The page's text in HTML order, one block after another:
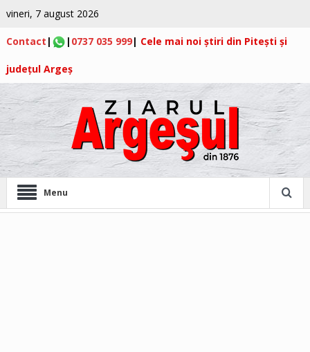
vineri, 7 august 2026
Contact | | 0737 035 999| Cele mai noi știri din Pitești și
județul Argeș
Menu